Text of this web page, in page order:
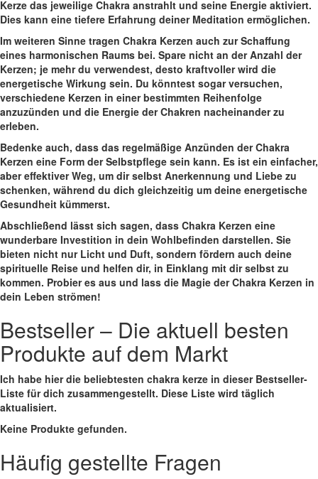
Kerze das jeweilige ​Chakra anstrahlt und seine Energie aktiviert.
Dies kann eine tiefere⁤ Erfahrung deiner⁤ Meditation ermöglichen.
Im weiteren Sinne tragen Chakra⁢ Kerzen auch zur Schaffung
eines ‌harmonischen Raums bei. Spare nicht ‌an der Anzahl ​der
Kerzen; je mehr du verwendest, desto kraftvoller wird die
energetische‍ Wirkung sein. Du könntest sogar versuchen,
verschiedene Kerzen in einer bestimmten Reihenfolge
anzuzünden und die ⁤Energie der Chakren nacheinander zu
erleben.
Bedenke auch, dass das regelmäßige Anzünden der Chakra
Kerzen eine Form der ‌Selbstpflege sein kann. Es ist ein einfacher,
aber⁣ effektiver Weg, um dir selbst Anerkennung und Liebe zu
schenken, während du dich gleichzeitig um deine energetische
Gesundheit kümmerst.
Abschließend lässt sich sagen, dass Chakra Kerzen eine
wunderbare Investition in dein Wohlbefinden darstellen. Sie
bieten nicht nur Licht⁢ und Duft, sondern fördern auch deine
spirituelle Reise und helfen dir, in Einklang‍ mit dir selbst zu
kommen. Probier es aus und lass die Magie der Chakra‍ Kerzen in
dein Leben strömen!
Bestseller – ‍Die ⁣aktuell besten
‌Produkte⁣ auf dem Markt
Ich habe hier die beliebtesten‌ chakra kerze in‍ dieser Bestseller-
Liste für ‌dich ⁣zusammengestellt. Diese Liste wird täglich
aktualisiert.
Keine Produkte gefunden.
Häufig gestellte Fragen